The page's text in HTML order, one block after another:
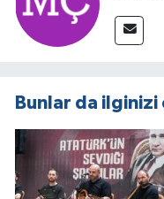
Bunlar da